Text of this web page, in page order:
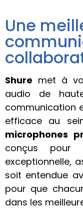
Une
Shure met à
audio de
communication
efficace au
microphones
conçus pour
exceptionnelle,
soit entendue
pour que
dans les